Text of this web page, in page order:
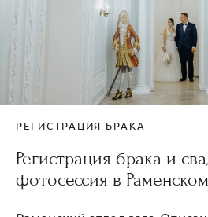
РЕГИСТРАЦИЯ БРАКА
Регистрация брака и
фотосессия в